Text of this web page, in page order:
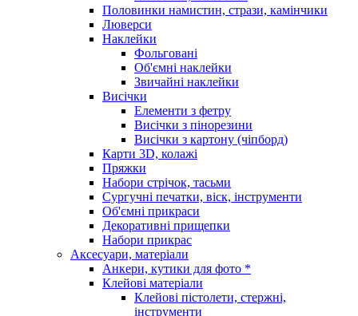
Половинки намистин, стрази, камінчики
Люверси
Наклейки
Фольговані
Об'ємні наклейки
Звичайні наклейки
Висічки
Елементи з фетру
Висічки з пінорезини
Висічки з картону (чіпборд)
Карти 3D, колажі
Пряжки
Набори стрічок, тасьми
Сургучні печатки, віск, інструменти
Об'ємні прикраси
Декоративні прищепки
Набори прикрас
Аксесуари, матеріали
Анкери, кутики для фото *
Клейові матеріали
Клейові пістолети, стержні,
інструменти